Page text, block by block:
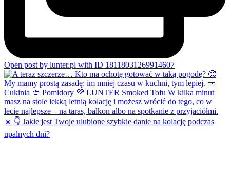
Open post by lunter.pl with ID 18118031269914607